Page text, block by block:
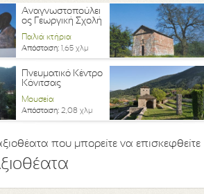
Αναγνωστοπούλει
ος Γεωργική Σχολή
Παλιά κτήρια
Απόσταση: 1,65 χλμ
Πνευματικό Κέντρο
Κόνιτσας
Μουσεία
Απόσταση: 2,08 χλμ
που μπορείτε να επισκεφθείτε